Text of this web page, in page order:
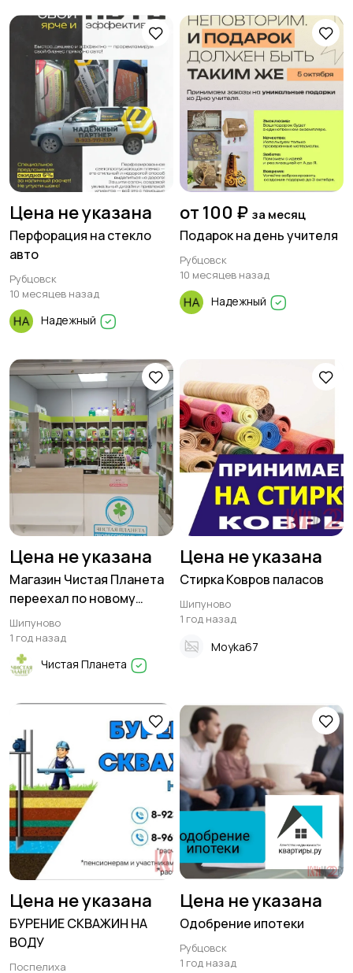
Цена не указана
Перфорация на стекло
авто
Рубцовск
10 месяцев назад
Надежный
от 100 ₽ за месяц
Подарок на день учителя
Рубцовск
10 месяцев назад
Надежный
Цена не указана
Магазин Чистая Планета
переехал по новому
адресу
Шипуново
1 год назад
Чистая Планета
Цена не указана
Стирка Ковров паласов
Шипуново
1 год назад
Moyka67
Цена не указана
БУРЕНИЕ СКВАЖИН НА
ВОДУ
Поспелиха
Цена не указана
Одобрение ипотеки
Рубцовск
1 год назад